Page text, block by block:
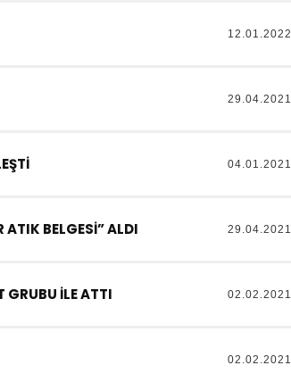
12.01.2022
29.04.2021
04.01.2021
ATIK BELGESİ” ALDI 29.04.2021
GRUBU İLE ATTI 02.02.2021
02.02.2021